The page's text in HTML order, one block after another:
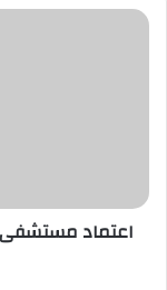
اعتماد
بنسبة
95.5%